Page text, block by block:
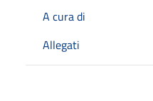
A cura di
Allegati